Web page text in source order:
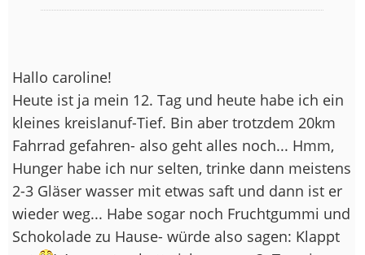
Hallo caroline!
Heute ist ja mein 12. Tag und heute habe ich ein
kleines kreislanuf-Tief. Bin aber trotzdem 20km
Fahrrad gefahren- also geht alles noch... Hmm,
Hunger habe ich nur selten, trinke dann meistens
2-3 Gläser wasser mit etwas saft und dann ist er
wieder weg... Habe sogar noch Fruchtgummi und
Schokolade zu Hause- würde also sagen: Klappt